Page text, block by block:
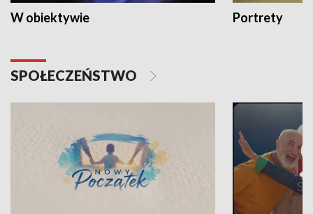
W obiektywie Portrety
SPOŁECZEŃSTWO